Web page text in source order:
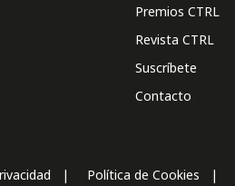
Premios CTRL
Revista CTRL
Suscríbete
Contacto
Política de Cookies